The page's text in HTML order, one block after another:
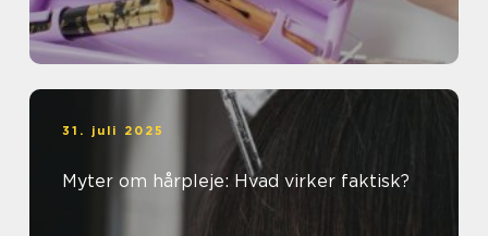
31. juli 2025
Myter om hårpleje: Hvad virker faktisk?